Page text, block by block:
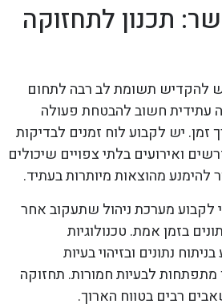
תכנון לתחזוקה
להקדיש תשומת לב רבה לתחום
עתידית חשוב להבטחת פעולה
יש לקבוע לוח זמנים לבדיקות
ואירועים בלתי צפויים שיכולים
להימנע מהוצאות מיותרות בעתיד.
לקבוע מערכת ניהול שתעקוב אחר
בזמן אמת. טכנולוגיות
נתונים ובזיהוי בעיות
מתפתחות לבעיות חמורות. תחזוקה
רבים בטווח הארוך.